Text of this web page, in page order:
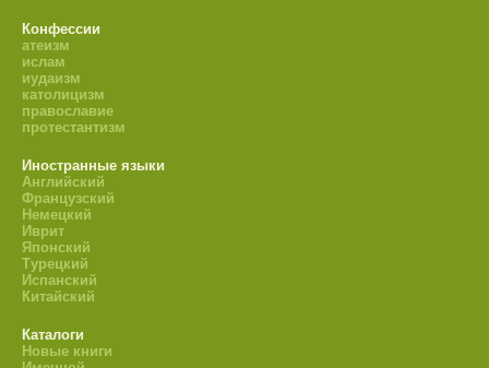
Конфессии
атеизм
ислам
иудаизм
католицизм
православие
протестантизм
Иностранные языки
Английский
Французский
Немецкий
Иврит
Японский
Турецкий
Испанский
Китайский
Каталоги
Новые книги